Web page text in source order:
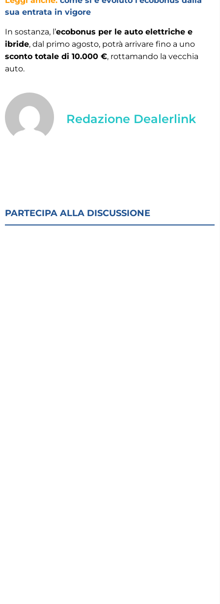
sua entrata in vigore
In sostanza, l’ecobonus per le auto elettriche e
ibride, dal primo agosto, potrà arrivare fino a uno
sconto totale di 10.000 €, rottamando la vecchia
auto.
Redazione Dealerlink
PARTECIPA ALLA DISCUSSIONE